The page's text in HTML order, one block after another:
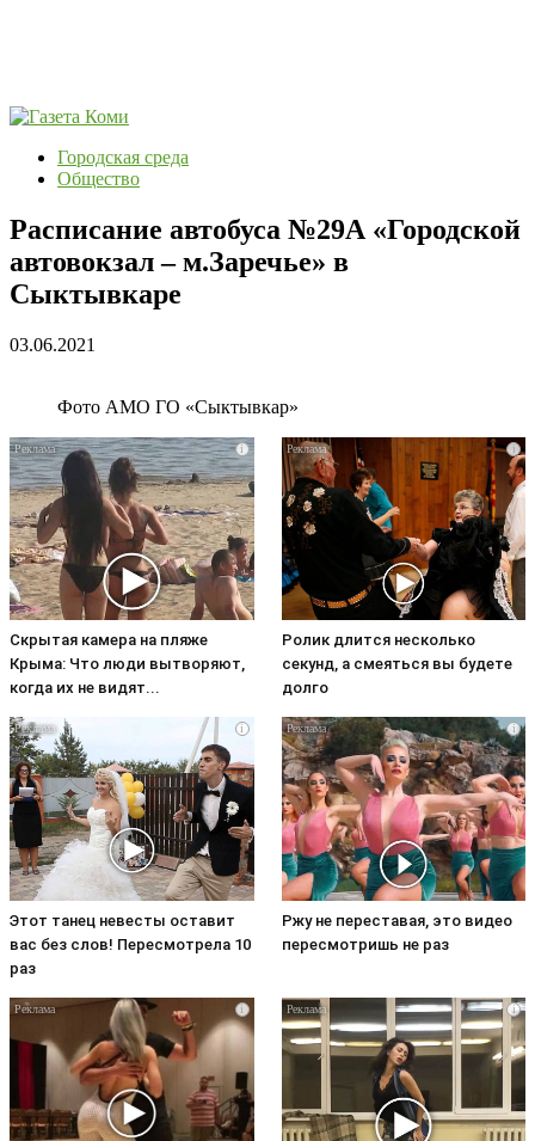
Городская среда
Общество
Расписание автобуса №29А «Городской
автовокзал – м.Заречье» в
Сыктывкаре
03.06.2021
Фото АМО ГО «Сыктывкар»
i
Скрытая камера на пляже
Крыма: Что люди вытворяют,
когда их не видят...
i
Ролик длится несколько
секунд, а смеяться вы будете
долго
i
Этот танец невесты оставит
вас без слов! Пересмотрела 10
раз
i
Ржу не переставая, это видео
пересмотришь не раз
i i